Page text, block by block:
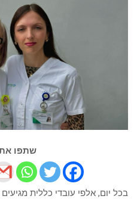
שתפו
בכל יום, אלפי עובדי כללית